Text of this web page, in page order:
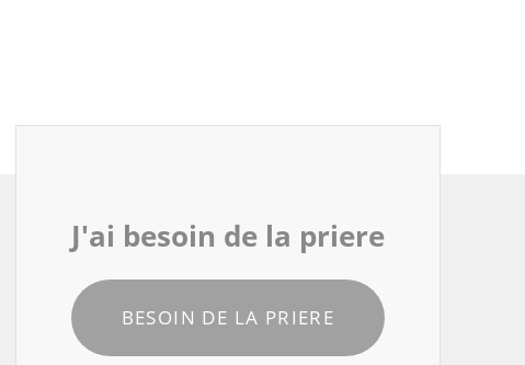
J'ai besoin de la priere
BESOIN DE LA PRIERE